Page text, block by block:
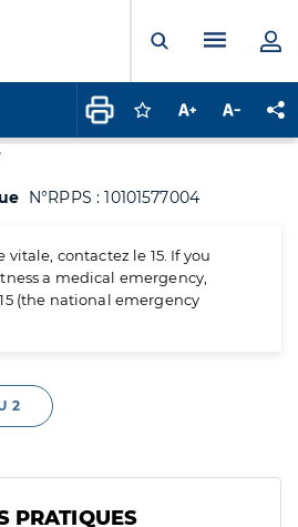
Ouvrir laMenu
Connectez-vous
Augmenter la
N°RPPS : 10101577004
vitale, contactez le 15. If you
a medical emergency,
(the national emergency
2
PRATIQUES